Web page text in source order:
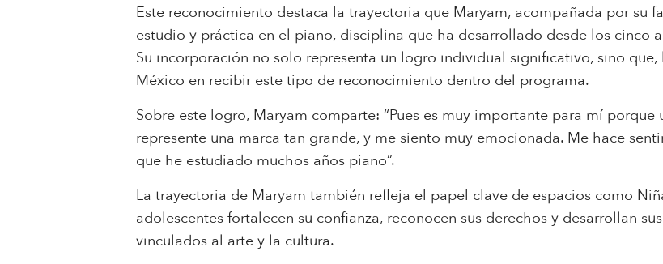
Este reconocimiento destaca la trayectoria que Maryam, acompañada por su
estudio y práctica en el piano, disciplina que ha desarrollado desde los cinco
Su incorporación no solo representa un logro individual significativo, sino
México en recibir este tipo de reconocimiento dentro del programa.
Sobre este logro, Maryam comparte: “Pues es muy importante para mí
represente una marca tan grande, y me siento muy emocionada. Me hace
que he estudiado muchos años piano”.
La trayectoria de Maryam también refleja el papel clave de espacios como
adolescentes fortalecen su confianza, reconocen sus derechos y desarrollan
vinculados al arte y la cultura.